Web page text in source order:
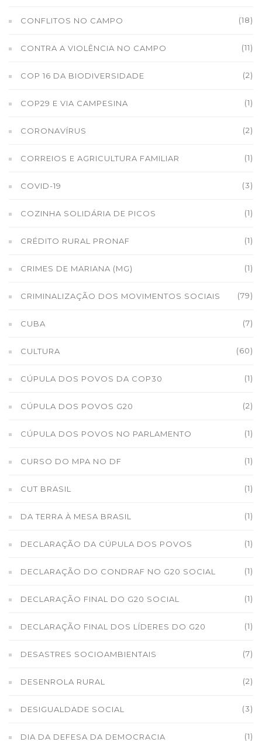
CONFLITOS NO CAMPO (18)
CONTRA A VIOLÊNCIA NO CAMPO (11)
COP 16 DA BIODIVERSIDADE (2)
COP29 E VIA CAMPESINA (1)
CORONAVÍRUS (2)
CORREIOS E AGRICULTURA FAMILIAR (1)
COVID-19 (3)
COZINHA SOLIDÁRIA DE PICOS (1)
CRÉDITO RURAL PRONAF (1)
CRIMES DE MARIANA (MG) (1)
CRIMINALIZAÇÃO DOS MOVIMENTOS SOCIAIS (79)
CUBA (7)
CULTURA (60)
CÚPULA DOS POVOS DA COP30 (1)
CÚPULA DOS POVOS G20 (2)
CÚPULA DOS POVOS NO PARLAMENTO (1)
CURSO DO MPA NO DF (1)
CUT BRASIL (1)
DA TERRA À MESA BRASIL (1)
DECLARAÇÃO DA CÚPULA DOS POVOS (1)
DECLARAÇÃO DO CONDRAF NO G20 SOCIAL (1)
DECLARAÇÃO FINAL DO G20 SOCIAL (1)
DECLARAÇÃO FINAL DOS LÍDERES DO G20 (1)
DESASTRES SOCIOAMBIENTAIS (7)
DESENROLA RURAL (2)
DESIGUALDADE SOCIAL (3)
DIA DA DEFESA DA DEMOCRACIA (1)